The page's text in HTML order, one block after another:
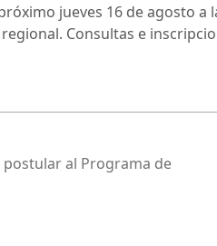
jueves 16 de agosto a
Consultas e
al Programa de